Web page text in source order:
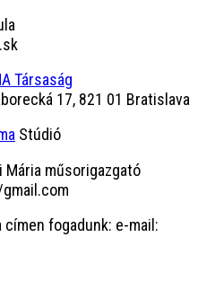
Társaság
17, 821 01 Bratislava
Stúdió
műsorigazgató
fogadunk: e-mail: